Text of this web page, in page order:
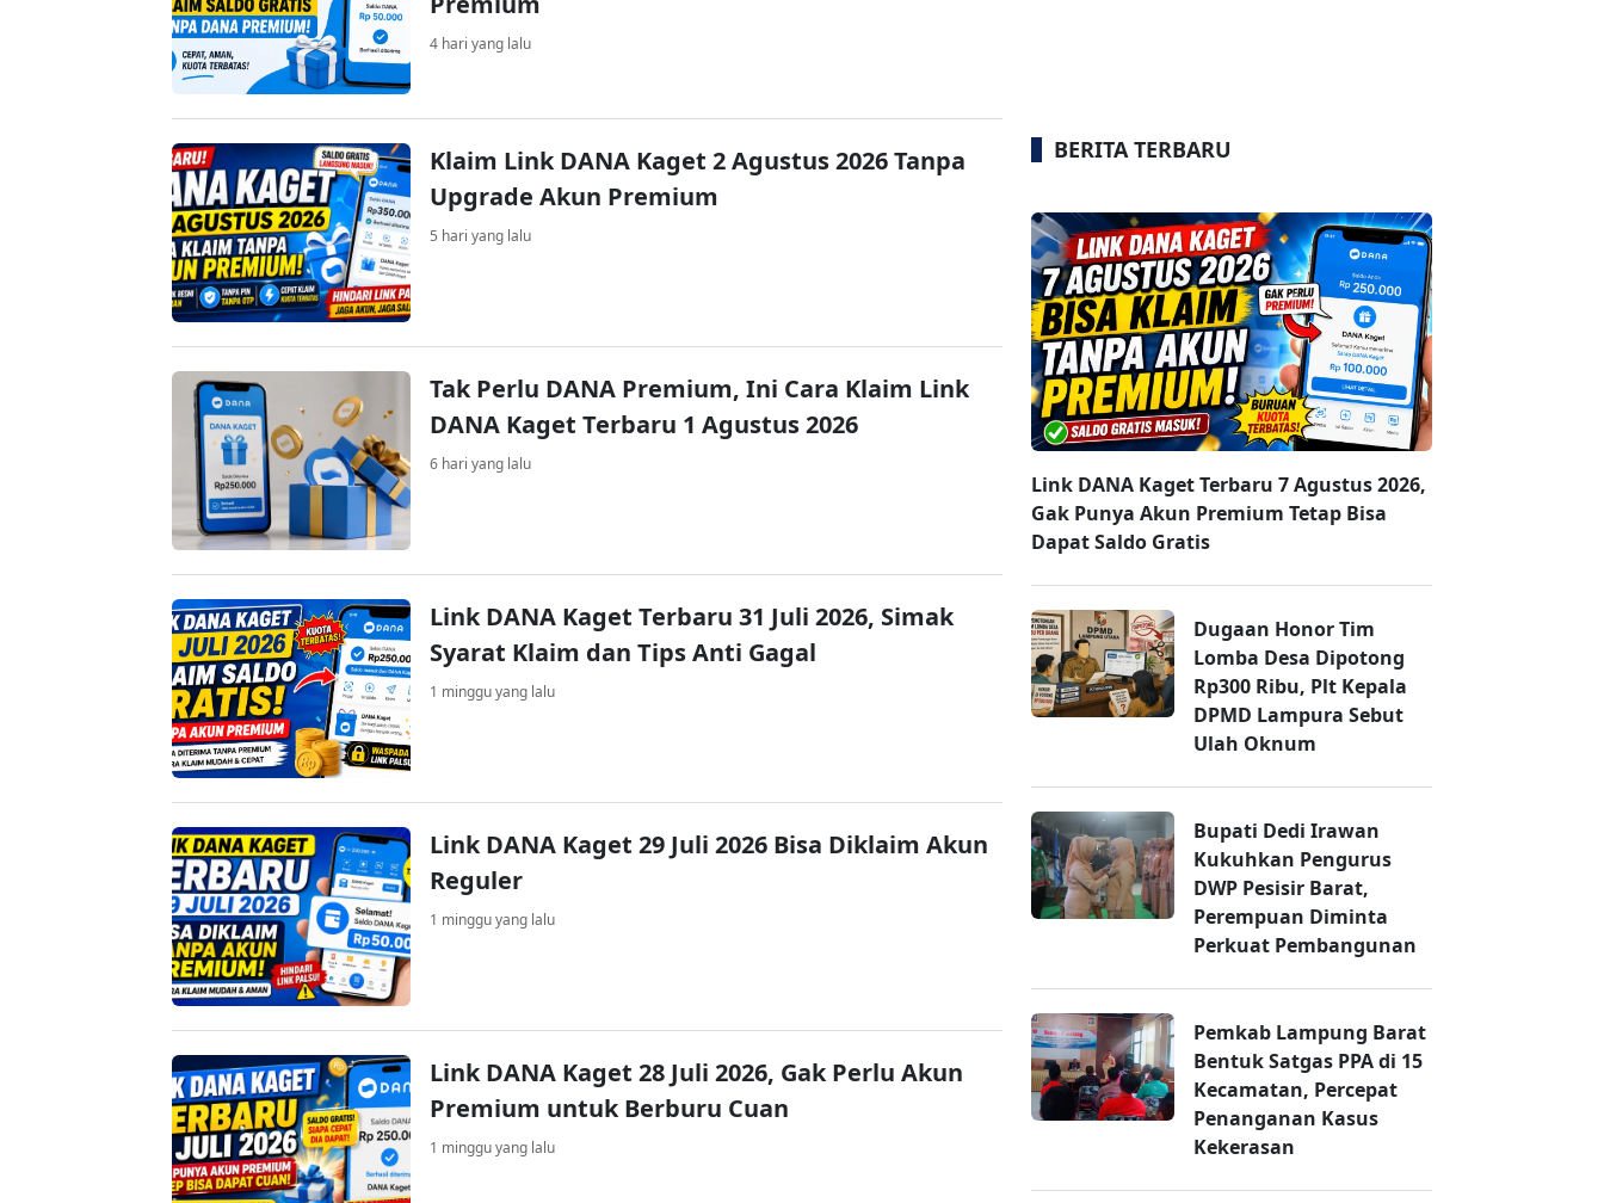
4 hari yang lalu
Klaim Link DANA Kaget 2 Agustus 2026 Tanpa
Upgrade Akun Premium
5 hari yang lalu
Tak Perlu DANA Premium, Ini Cara Klaim Link
DANA Kaget Terbaru 1 Agustus 2026
6 hari yang lalu
Link DANA Kaget Terbaru 31 Juli 2026, Simak
Syarat Klaim dan Tips Anti Gagal
1 minggu yang lalu
Link DANA Kaget 29 Juli 2026 Bisa Diklaim Akun
Reguler
1 minggu yang lalu
Link DANA Kaget 28 Juli 2026, Gak Perlu Akun
Premium untuk Berburu Cuan
1 minggu yang lalu
BERITA TERBARU
Link DANA Kaget Terbaru 7 Agustus 2026,
Gak Punya Akun Premium Tetap Bisa
Dapat Saldo Gratis
Dugaan Honor Tim
Lomba Desa Dipotong
Rp300 Ribu, Plt Kepala
DPMD Lampura Sebut
Ulah Oknum
Bupati Dedi Irawan
Kukuhkan Pengurus
DWP Pesisir Barat,
Perempuan Diminta
Perkuat Pembangunan
Pemkab Lampung Barat
Bentuk Satgas PPA di 15
Kecamatan, Percepat
Penanganan Kasus
Kekerasan